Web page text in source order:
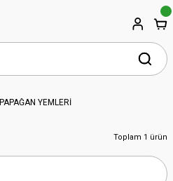
PAPAĞAN YEMLERİ
Toplam 1 ürün